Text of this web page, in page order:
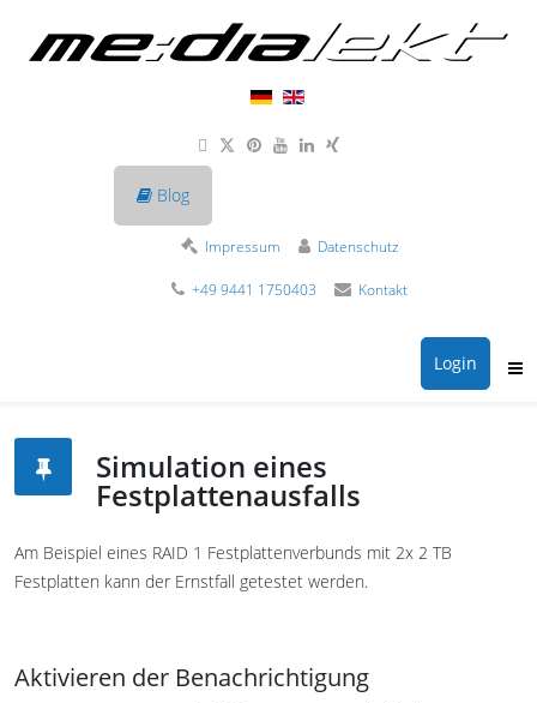
Blog
Impressum Datenschutz
+49 9441 1750403 Kontakt
Login
Simulation eines
Festplattenausfalls
Am Beispiel eines RAID 1 Festplattenverbunds mit 2x 2 TB
Festplatten kann der Ernstfall getestet werden.
Aktivieren der Benachrichtigung